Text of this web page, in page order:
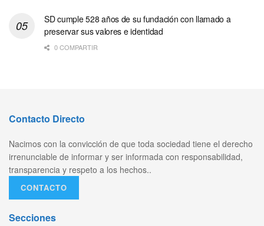
SD cumple 528 años de su fundación con llamado a
preservar sus valores e identidad
0 COMPARTIR
Contacto Directo
Nacimos con la convicción de que toda sociedad tiene el derecho
irrenunciable de informar y ser informada con responsabilidad,
transparencia y respeto a los hechos..
CONTACTO
Secciones